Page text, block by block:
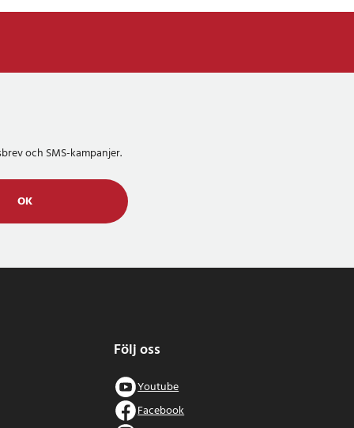
och SMS-kampanjer.
OK
Följ oss
Youtube
Facebook